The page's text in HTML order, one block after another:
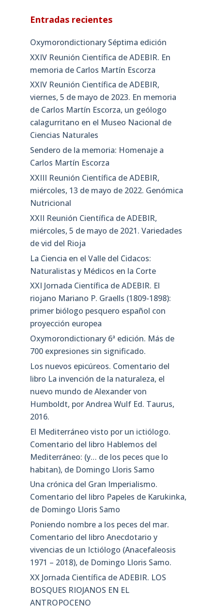
Entradas recientes
Oxymorondictionary Séptima edición
XXIV Reunión Científica de ADEBIR. En
memoria de Carlos Martín Escorza
XXIV Reunión Científica de ADEBIR,
viernes, 5 de mayo de 2023. En memoria
de Carlos Martín Escorza, un geólogo
calagurritano en el Museo Nacional de
Ciencias Naturales
Sendero de la memoria: Homenaje a
Carlos Martín Escorza
XXIII Reunión Científica de ADEBIR,
miércoles, 13 de mayo de 2022. Genómica
Nutricional
XXII Reunión Científica de ADEBIR,
miércoles, 5 de mayo de 2021. Variedades
de vid del Rioja
La Ciencia en el Valle del Cidacos:
Naturalistas y Médicos en la Corte
XXI Jornada Científica de ADEBIR. El
riojano Mariano P. Graells (1809-1898):
primer biólogo pesquero español con
proyección europea
Oxymorondictionary 6ª edición. Más de
700 expresiones sin significado.
Los nuevos epicúreos. Comentario del
libro La invención de la naturaleza, el
nuevo mundo de Alexander von
Humboldt, por Andrea Wulf Ed. Taurus,
2016.
El Mediterráneo visto por un ictiólogo.
Comentario del libro Hablemos del
Mediterráneo: (y… de los peces que lo
habitan), de Domingo Lloris Samo
Una crónica del Gran Imperialismo.
Comentario del libro Papeles de Karukinka,
de Domingo Lloris Samo
Poniendo nombre a los peces del mar.
Comentario del libro Anecdotario y
vivencias de un Ictiólogo (Anacefaleosis
1971 – 2018), de Domingo Lloris Samo.
XX Jornada Científica de ADEBIR. LOS
BOSQUES RIOJANOS EN EL
ANTROPOCENO